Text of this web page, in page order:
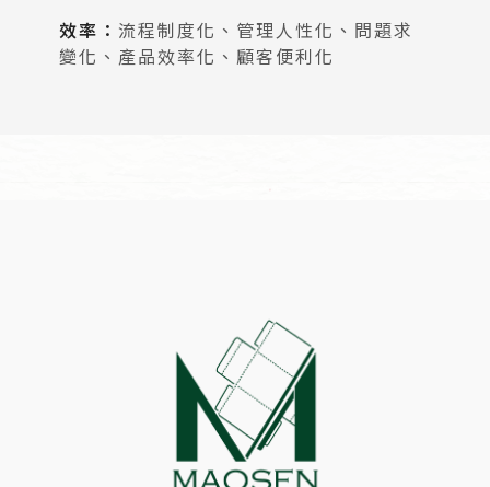
效率： 流程制度化、管理人性化、問題求
變化、產品效率化、顧客便利化